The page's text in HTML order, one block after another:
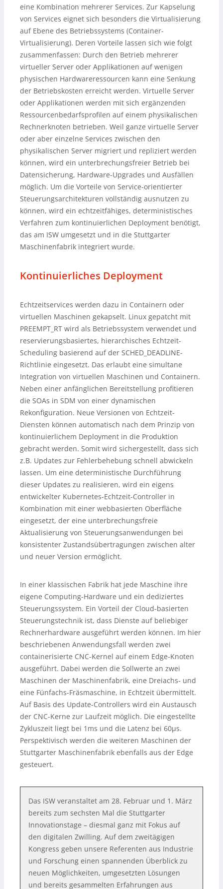
eine Kombination mehrerer Services. Zur Kapselung
von Services eignet sich besonders die Virtualisierung
auf Ebene des Betriebssystems (Container-
Virtualisierung). Deren Vorteile lassen sich wie folgt
zusammenfassen: Durch den Betrieb mehrerer
virtueller Server oder Applikationen auf wenigen
physischen Hardwareressourcen kann eine Senkung
der Betriebskosten erreicht werden. Virtuelle Server
oder Applikationen werden mit sich ergänzenden
Ressourcenbedarfsprofilen auf einem physikalischen
Rechnerknoten betrieben. Weil ganze virtuelle Server
oder aber einzelne Services zwischen den
physikalischen Server migriert und repliziert werden
können, wird ein unterbrechungsfreier Betrieb bei
Datensicherung, Hardware-Upgrades und Ausfällen
möglich. Um die Vorteile von Service-orientierter
Steuerungsarchitekturen vollständig ausnutzen zu
können, wird ein echtzeitfähiges, deterministisches
Verfahren zum kontinuierlichen Deployment benötigt,
das am ISW umgesetzt und in die Stuttgarter
Maschinenfabrik integriert wurde.
Kontinuierliches Deployment
Echtzeitservices werden dazu in Containern oder
virtuellen Maschinen gekapselt. Linux gepatcht mit
PREEMPT_RT wird als Betriebssystem verwendet und
reservierungsbasiertes, hierarchisches Echtzeit-
Scheduling basierend auf der SCHED_DEADLINE-
Richtlinie eingesetzt. Das erlaubt eine simultane
Integration von virtuellen Maschinen und Containern.
Neben einer anfänglichen Bereitstellung profitieren
die SOAs in SDM von einer dynamischen
Rekonfiguration. Neue Versionen von Echtzeit-
Diensten können automatisch nach dem Prinzip von
kontinuierlichem Deployment in die Produktion
gebracht werden. Somit wird sichergestellt, dass sich
z.B. Updates zur Fehlerbehebung schnell abwickeln
lassen. Um eine deterministische Durchführung
dieser Updates zu realisieren, wird ein eigens
entwickelter Kubernetes-Echtzeit-Controller in
Kombination mit einer webbasierten Oberfläche
eingesetzt, der eine unterbrechungsfreie
Aktualisierung von Steuerungsanwendungen bei
konsistenter Zustandsübertragungen zwischen alter
und neuer Version ermöglicht.
In einer klassischen Fabrik hat jede Maschine ihre
eigene Computing-Hardware und ein dediziertes
Steuerungssystem. Ein Vorteil der Cloud-basierten
Steuerungstechnik ist, dass Dienste auf beliebiger
Rechnerhardware ausgeführt werden können. Im hier
beschriebenen Anwendungsfall werden zwei
containerisierte CNC-Kernel auf einem Edge-Knoten
ausgeführt. Dabei werden die Sollwerte an zwei
Maschinen der Maschinenfabrik, eine Dreiachs- und
eine Fünfachs-Fräsmaschine, in Echtzeit übermittelt.
Auf Basis des Update-Controllers wird ein Austausch
der CNC-Kerne zur Laufzeit möglich. Die eingestellte
Zykluszeit liegt bei 1ms und die Latenz bei 60µs.
Perspektivisch werden die weiteren Maschinen der
Stuttgarter Maschinenfabrik ebenfalls aus der Edge
gesteuert.
Das ISW veranstaltet am 28. Februar und 1. März
bereits zum sechsten Mal die Stuttgarter
Innovationstage – diesmal ganz mit Fokus auf
den digitalen Zwilling. Auf dem zweitägigen
Kongress geben unsere Referenten aus Industrie
und Forschung einen spannenden Überblick zu
neuen Möglichkeiten, umgesetzten Lösungen
und bereits gesammelten Erfahrungen aus